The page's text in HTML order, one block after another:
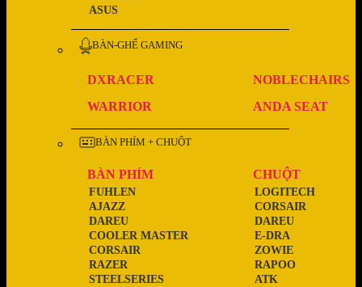
ASUS
BÀN-GHẾ GAMING
DXRACER
NOBLECHAIRS
WARRIOR
ANDA SEAT
BÀN PHÍM + CHUỘT
BÀN PHÍM
STEELSERIES
RAZER
CORSAIR
COOLER MASTER
DAREU
AJAZZ
FUHLEN
CHUỘT
ATK
RAPOO
ZOWIE
E-DRA
DAREU
CORSAIR
LOGITECH